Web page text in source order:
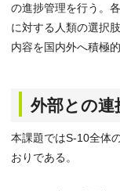
の進捗管理を行う。
に対する人類の選択
内容を国内外へ積極
外部との連
本課題ではS-10全体
おりである。